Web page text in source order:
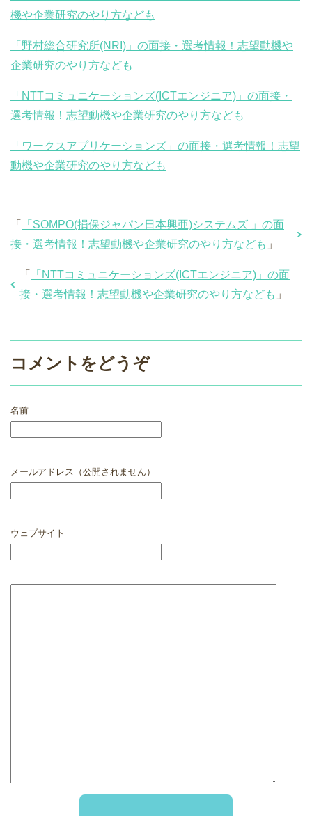
機や企業研究のやり方なども
「野村総合研究所(NRI)」の面接・選考情報！志望動機や
企業研究のやり方なども
「NTTコミュニケーションズ(ICTエンジニア)」の面接・
選考情報！志望動機や企業研究のやり方なども
「ワークスアプリケーションズ」の面接・選考情報！志望
動機や企業研究のやり方なども
「
「SOMPO(損保ジャパン日本興亜)システムズ 」の面
接・選考情報！志望動機や企業研究のやり方なども 」
「
「NTTコミュニケーションズ(ICTエンジニア)」の面
接・選考情報！志望動機や企業研究のやり方なども 」
コメントをどうぞ
名前
メールアドレス（公開されません）
ウェブサイト